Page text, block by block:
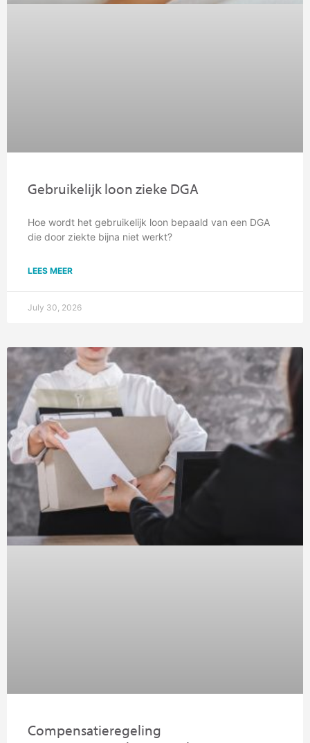
Gebruikelijk loon zieke DGA
Hoe wordt het gebruikelijk loon bepaald van een DGA
die door ziekte bijna niet werkt?
LEES MEER
July 30, 2026
Compensatieregeling